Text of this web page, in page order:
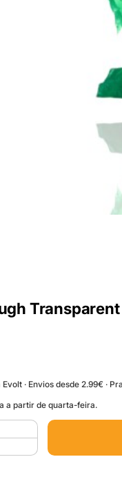
· Envios desde 2.99€ ·
a partir de quarta-feira.